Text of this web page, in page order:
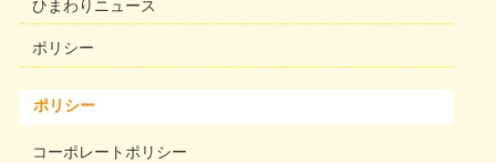
ひまわりニュース
ポリシー
ポリシー
コーポレートポリシー